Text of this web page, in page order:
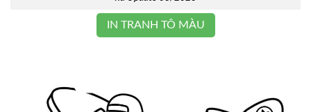
IN TRANH TÔ MÀU